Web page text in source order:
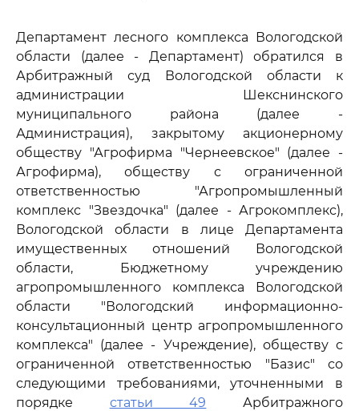
Департамент лесного комплекса Вологодской
области (далее - Департамент) обратился в
Арбитражный суд Вологодской области к
администрации Шекснинского
муниципального района (далее -
Администрация), закрытому акционерному
обществу "Агрофирма "Чернеевское" (далее -
Агрофирма), обществу с ограниченной
ответственностью "Агропромышленный
комплекс "Звездочка" (далее - Агрокомплекс),
Вологодской области в лице Департамента
имущественных отношений Вологодской
области, Бюджетному учреждению
агропромышленного комплекса Вологодской
области "Вологодский информационно-
консультационный центр агропромышленного
комплекса" (далее - Учреждение), обществу с
ограниченной ответственностью "Базис" со
следующими требованиями, уточненными в
порядке статьи 49 Арбитражного